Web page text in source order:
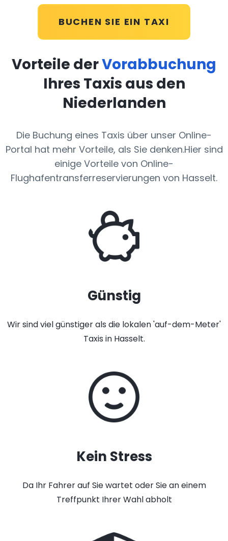
BUCHEN SIE EIN TAXI
Vorteile derVorabbuchung
Ihres Taxis aus den
Niederlanden
Die Buchung eines Taxis über unser Online-
Portal hat mehr Vorteile, als Sie denken.Hier sind
einige Vorteile von Online-
Flughafentransferreservierungen von Hasselt.
Günstig
Wir sind viel günstiger als die lokalen 'auf-dem-Meter'
Taxis in Hasselt.
Kein Stress
Da Ihr Fahrer auf Sie wartet oder Sie an einem
Treffpunkt Ihrer Wahl abholt